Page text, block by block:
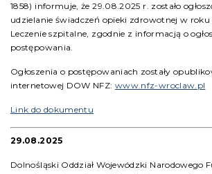
1858) informuje, że 29.08.2025 r. zostało
udzielanie świadczeń opieki zdrowotnej w
Leczenie szpitalne, zgodnie z informacją o
postępowania.
Ogłoszenia o postępowaniach zostały
internetowej DOW NFZ: www.nfz-wroclaw.pl
Link do dokumentu
29.08.2025
Dolnośląski Oddział Wojewódzki Narodowego